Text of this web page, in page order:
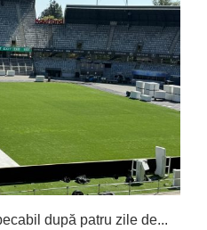
după patru zile de...